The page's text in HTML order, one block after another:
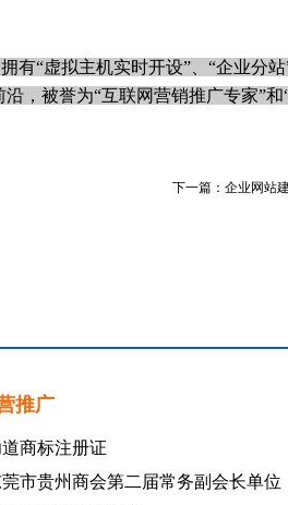
“虚拟主机实时开设”、“企业分站
，被誉为“互联网营销推广专家”
下一篇： 企业网站
推广
商标注册证
莞市贵州商会第二届常务副会长单位